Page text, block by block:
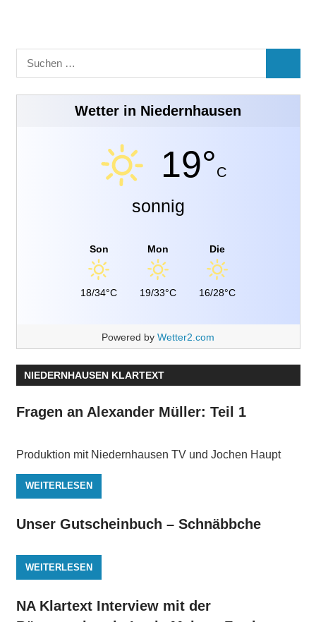
Suchen
nach:
Wetter in Niedernhausen
19°C
sonnig
Son
18/34°C
Mon
19/33°C
Die
16/28°C
Powered by Wetter2.com
NIEDERNHAUSEN KLARTEXT
Fragen an Alexander Müller: Teil 1
Produktion mit Niedernhausen TV und Jochen Haupt
WEITERLESEN
Unser Gutscheinbuch – Schnäbbche
WEITERLESEN
NA Klartext Interview mit der